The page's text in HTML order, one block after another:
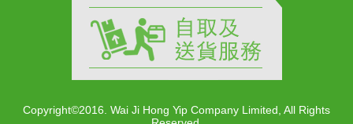
Copyright©2016. Wai Ji Hong Yip Company Limited, All Rights